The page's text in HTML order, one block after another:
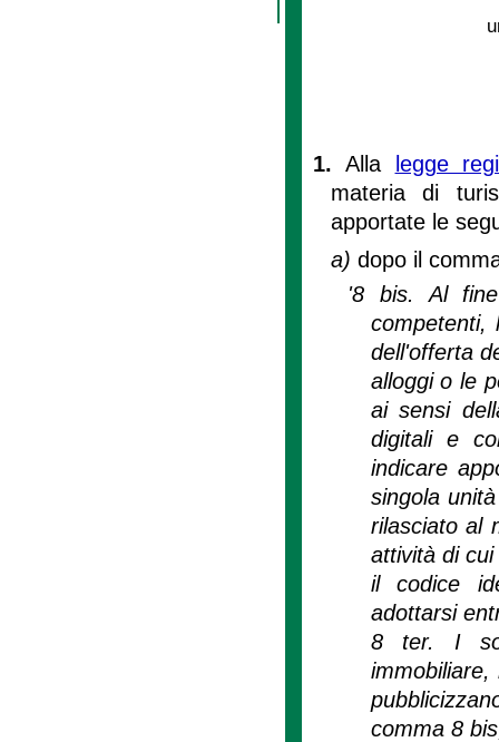
1.Alla
legge
materia di
apportate le
a) dopo il
'8 bis. Al
competenti,
dell'offerta
alloggi o le
ai sensi
digitali e
indicare
singola
rilasciato al
attività di
il codice
adottarsi
8 ter. I
comma 8